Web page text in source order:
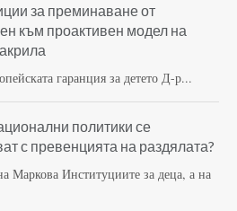
за преминаване от
към проактивен модел на
гаранция за детето Д-р...
политики се
с превенцията на раздялата?
Маркова Институциите за деца, а на